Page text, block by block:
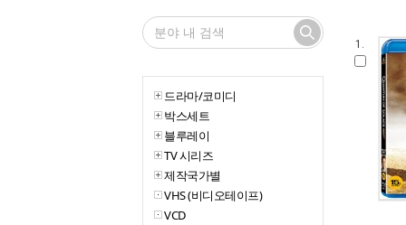
드라마/코미디
박스세트
블루레이
TV 시리즈
제작국가별
VHS (비디오테이프)
VCD
1.